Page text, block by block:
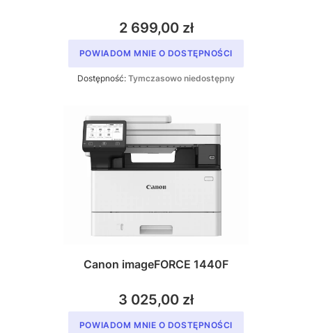
2 699,00 zł
POWIADOM MNIE O DOSTĘPNOŚCI
Dostępność: Tymczasowo niedostępny
Canon imageFORCE 1440F
3 025,00 zł
POWIADOM MNIE O DOSTĘPNOŚCI